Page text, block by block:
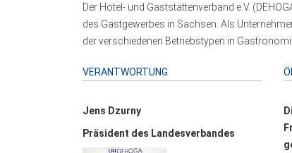
Der Hotel- und Gaststättenverband e.V.
des Gastgewerbes in Sachsen. Als
der verschiedenen Betriebstypen in
VERANTWORTUNG
Jens Dzurny
Präsident des Landesverbandes